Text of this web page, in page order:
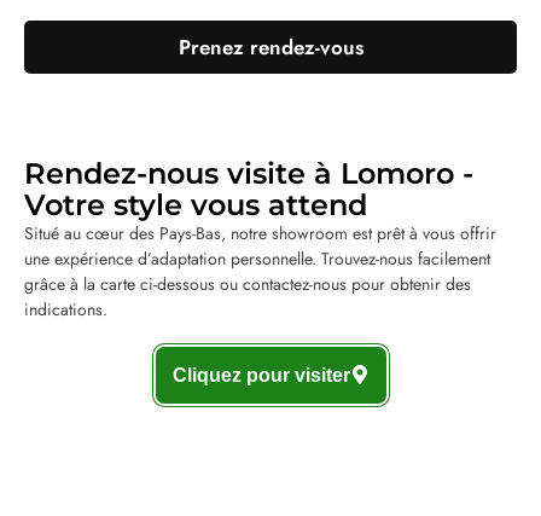
Prenez rendez-vous
Rendez-nous visite à Lomoro -
Votre style vous attend
Situé au cœur des Pays-Bas, notre showroom est prêt à vous offrir
une expérience d’adaptation personnelle. Trouvez-nous facilement
grâce à la carte ci-dessous ou contactez-nous pour obtenir des
indications.
Cliquez pour visiter